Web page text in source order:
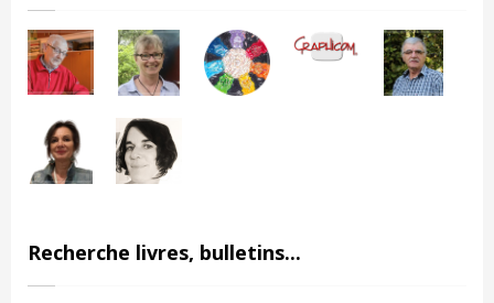
Recherche livres, bulletins...